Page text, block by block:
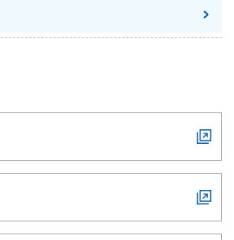
知らせ
イフサービス
約款（Web約款）
なの体操
ルサイト
客さまサービス向上の取組み